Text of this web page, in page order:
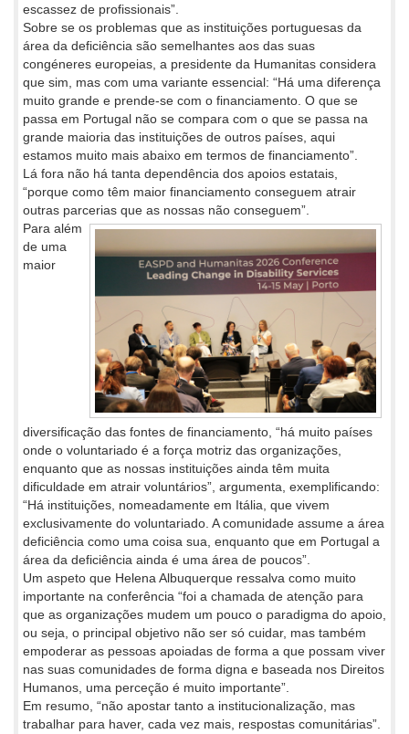
escassez de profissionais”.
Sobre se os problemas que as instituições portuguesas da
área da deficiência são semelhantes aos das suas
congéneres europeias, a presidente da Humanitas considera
que sim, mas com uma variante essencial: “Há uma diferença
muito grande e prende-se com o financiamento. O que se
passa em Portugal não se compara com o que se passa na
grande maioria das instituições de outros países, aqui
estamos muito mais abaixo em termos de financiamento”.
Lá fora não há tanta dependência dos apoios estatais,
“porque como têm maior financiamento conseguem atrair
outras parcerias que as nossas não conseguem”.
Para além
de uma
maior
diversificação das fontes de financiamento, “há muito países
onde o voluntariado é a força motriz das organizações,
enquanto que as nossas instituições ainda têm muita
dificuldade em atrair voluntários”, argumenta, exemplificando:
“Há instituições, nomeadamente em Itália, que vivem
exclusivamente do voluntariado. A comunidade assume a área
deficiência como uma coisa sua, enquanto que em Portugal a
área da deficiência ainda é uma área de poucos”.
Um aspeto que Helena Albuquerque ressalva como muito
importante na conferência “foi a chamada de atenção para
que as organizações mudem um pouco o paradigma do apoio,
ou seja, o principal objetivo não ser só cuidar, mas também
empoderar as pessoas apoiadas de forma a que possam viver
nas suas comunidades de forma digna e baseada nos Direitos
Humanos, uma perceção é muito importante”.
Em resumo, “não apostar tanto a institucionalização, mas
trabalhar para haver, cada vez mais, respostas comunitárias”.